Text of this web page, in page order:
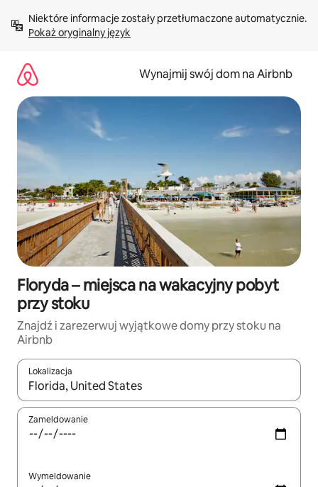
treści Pokaż oryginalny język
Wynajmij swój dom na Airbnb
Floryda – miejsca na wakacyjny pobyt
przy stoku
Znajdź i zarezerwuj wyjątkowe domy przy stoku na
Airbnb
Lokalizacja
Gdy wyniki będą dostępne, możesz poruszać się po nich za
Zameldowanie
Wymeldowanie